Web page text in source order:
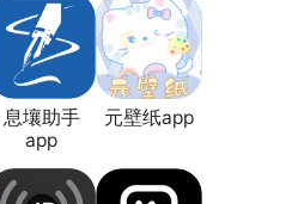
息壤助手
app
元壁纸app